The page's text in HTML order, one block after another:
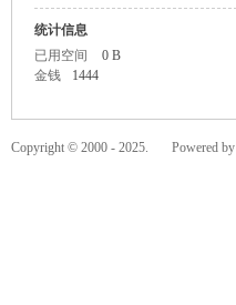
C
统计信息
已用空间
0 B
金钱
1444
Copyright © 2000 - 2025. Powered by